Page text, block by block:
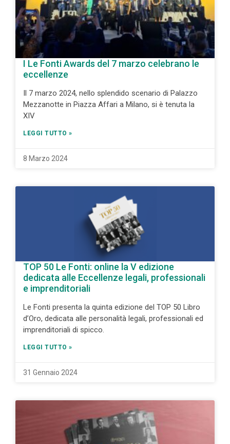
I Le Fonti Awards del 7 marzo celebrano le
eccellenze
Il 7 marzo 2024, nello splendido scenario di Palazzo
Mezzanotte in Piazza Affari a Milano, si è tenuta la
XIV
LEGGI TUTTO »
8 Marzo 2024
TOP 50 Le Fonti: online la V edizione
dedicata alle Eccellenze legali, professionali
e imprenditoriali
Le Fonti presenta la quinta edizione del TOP 50 Libro
d’Oro, dedicata alle personalità legali, professionali ed
imprenditoriali di spicco.
LEGGI TUTTO »
31 Gennaio 2024